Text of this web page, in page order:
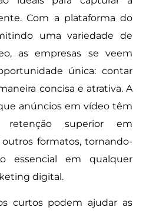
Com a plataforma do
uma variedade de
as empresas se veem
única: contar
concisa e atrativa. A
anúncios em vídeo têm
superior em
formatos, tornando-
essencial em qualquer
digital.
curtos podem ajudar as